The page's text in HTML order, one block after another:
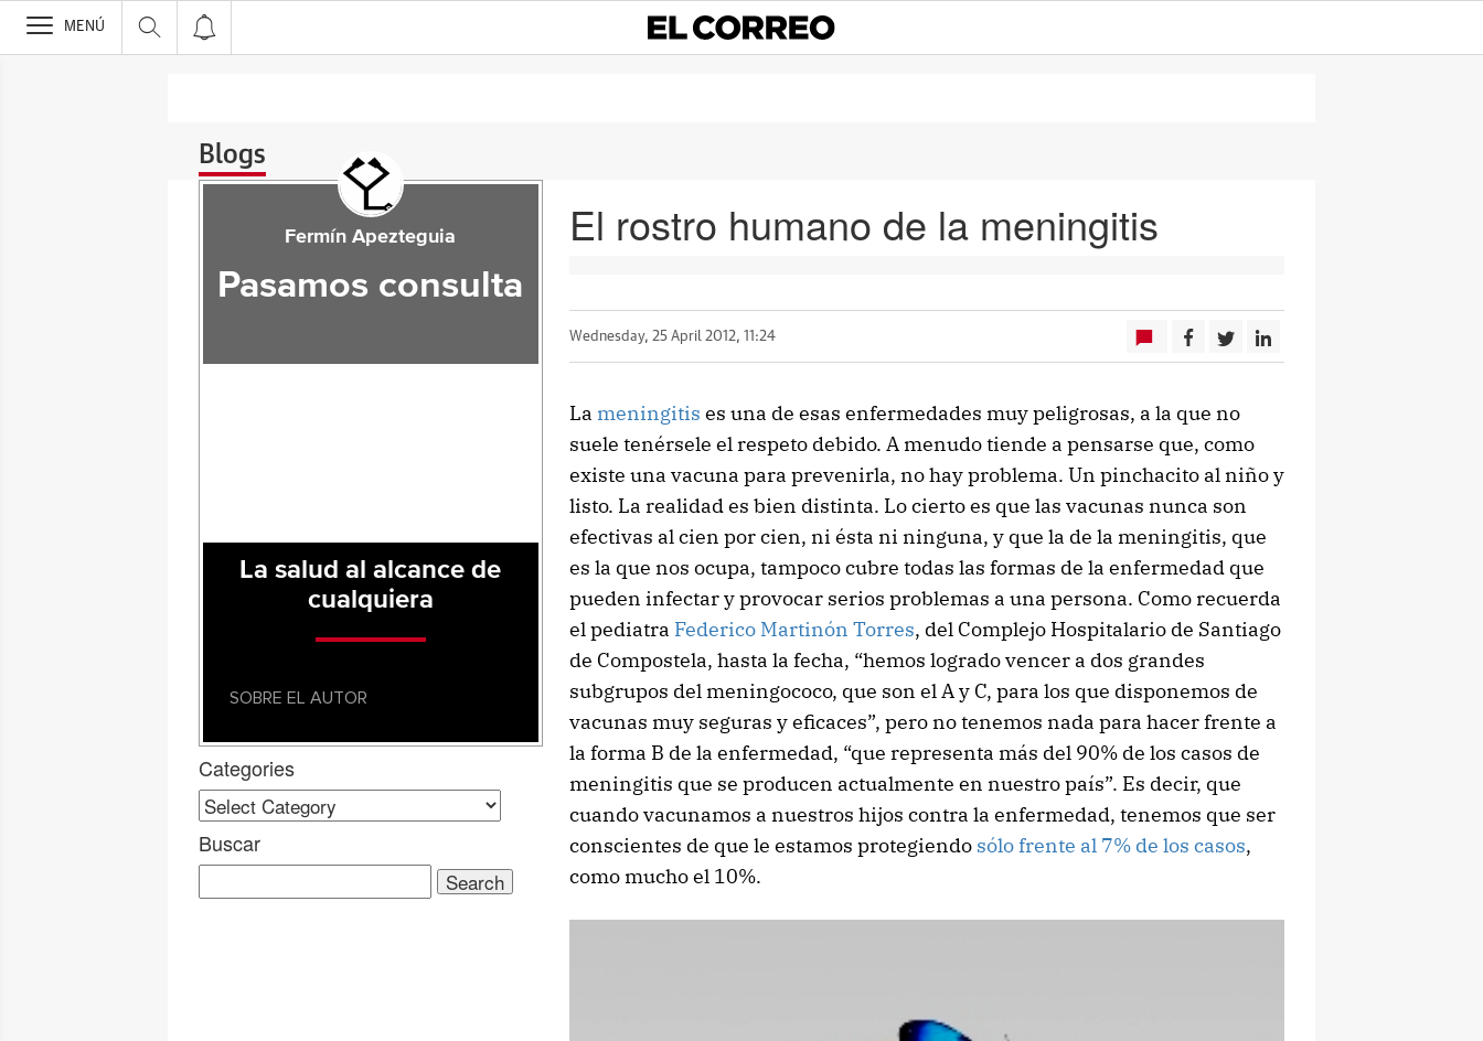
>
MENÚ
Blogs
El rostro humano de la meningitis
Wednesday, 25 April 2012, 11:24
La meningitis es una de esas enfermedades muy peligrosas, a la que no
suele tenérsele el respeto debido. A menudo tiende a pensarse que, como
existe una vacuna para prevenirla, no hay problema. Un pinchacito al niño y
listo. La realidad es bien distinta. Lo cierto es que las vacunas nunca son
efectivas al cien por cien, ni ésta ni ninguna, y que la de la meningitis, que
es la que nos ocupa, tampoco cubre todas las formas de la enfermedad que
pueden infectar y provocar serios problemas a una persona. Como recuerda
el pediatra Federico Martinón Torres, del Complejo Hospitalario de Santiago
de Compostela, hasta la fecha, “hemos logrado vencer a dos grandes
subgrupos del meningococo, que son el A y C, para los que disponemos de
vacunas muy seguras y eficaces”, pero no tenemos nada para hacer frente a
la forma B de la enfermedad, “que representa más del 90% de los casos de
meningitis que se producen actualmente en nuestro país”. Es decir, que
cuando vacunamos a nuestros hijos contra la enfermedad, tenemos que ser
conscientes de que le estamos protegiendosólo frente al 7% de los casos,
como mucho el 10%.
Fermín Apezteguia
Pasamos consulta
La salud al alcance de
cualquiera
SOBRE EL AUTOR
Categories
Categories
Buscar
Search
for: